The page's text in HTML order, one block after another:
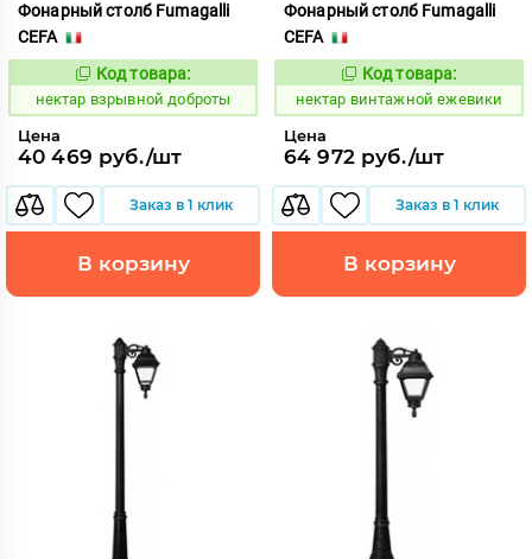
Фонарный столб Fumagalli
CEFA
Код:
1126872
Код товара:
нектар взрывной доброты
Цена
40 469 руб./шт
Заказ в 1 клик
В корзину
Фонарный столб Fumagalli
CEFA
Код:
1126899
Код товара:
нектар винтажной ежевики
Цена
64 972 руб./шт
Заказ в 1 клик
В корзину